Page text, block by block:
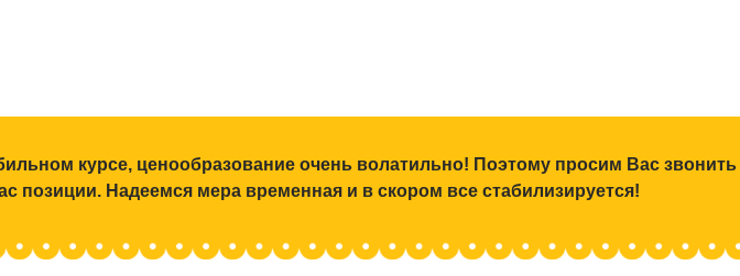
курсе, ценообразование очень волатильно! Поэтому просим Вас звонить
позиции. Надеемся мера временная и в скором все стабилизируется!